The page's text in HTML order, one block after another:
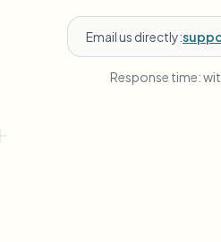
Email us directly:
Response time: